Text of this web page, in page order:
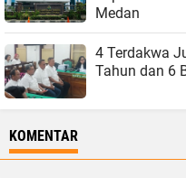
Medan
4 Terdakwa Jual
Tahun dan 6
KOMENTAR